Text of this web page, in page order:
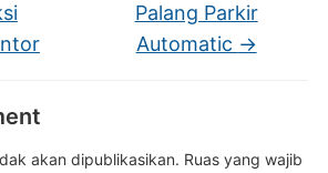
Palang Parkir
Automatic →
akan dipublikasikan. Ruas yang wajib